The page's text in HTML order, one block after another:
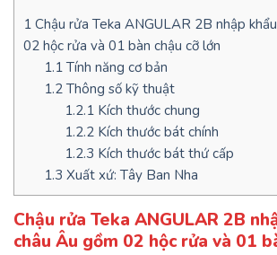
1 Chậu rửa Teka ANGULAR 2B nhập
02 hộc rửa và 01 bàn chậu cỡ lớn
1.1Tính năng cơ bản
1.2Thông số kỹ thuật
1.2.1Kích thước chung
1.2.2Kích thước bát chính
1.2.3 Kích thước bát thứ cấp
1.3 Xuất xứ: Tây Ban Nha
Chậu rửa Teka ANGULAR 2B
châu Âu gồm 02 hộc rửa và 01